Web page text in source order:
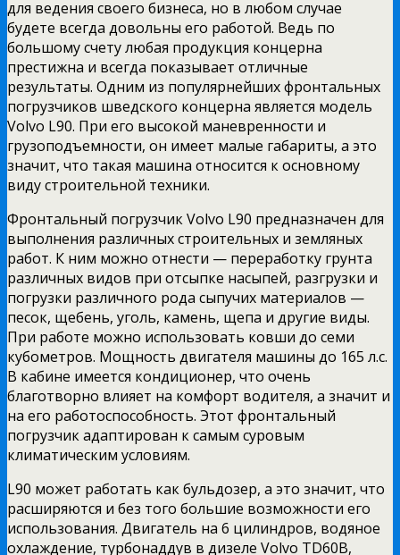
для ведения своего бизнеса, но в любом случае
будете всегда довольны его работой. Ведь по
большому счету любая продукция концерна
престижна и всегда показывает отличные
результаты. Одним из популярнейших фронтальных
погрузчиков шведского концерна является модель
Volvo L90. При его высокой маневренности и
грузоподъемности, он имеет малые габариты, а это
значит, что такая машина относится к основному
виду строительной техники.
Фронтальный погрузчик Volvo L90 предназначен для
выполнения различных строительных и земляных
работ. К ним можно отнести — переработку грунта
различных видов при отсыпке насыпей, разгрузки и
погрузки различного рода сыпучих материалов —
песок, щебень, уголь, камень, щепа и другие виды.
При работе можно использовать ковши до семи
кубометров. Мощность двигателя машины до 165 л.с.
В кабине имеется кондиционер, что очень
благотворно влияет на комфорт водителя, а значит и
на его работоспособность. Этот фронтальный
погрузчик адаптирован к самым суровым
климатическим условиям.
L90 может работать как бульдозер, а это значит, что
расширяются и без того большие возможности его
использования. Двигатель на 6 цилиндров, водяное
охлаждение, турбонаддув в дизеле Volvo TD60B,